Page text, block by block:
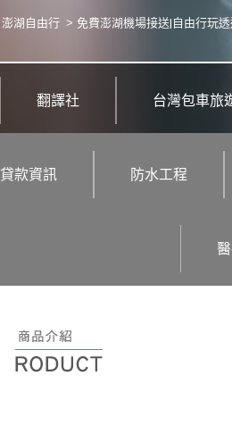
澎湖自由行 免費澎湖機場接送|自由行玩
翻譯社 台灣包車旅
貸款資訊 防水工程